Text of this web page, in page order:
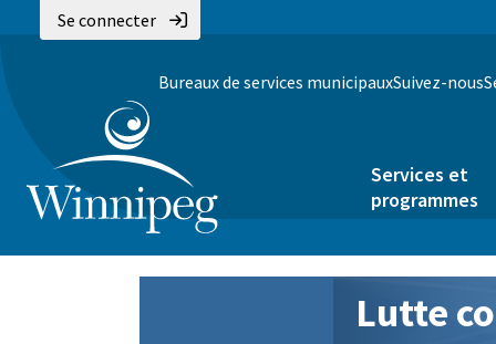
Se connecter
Bureaux de services municipauxSuivez-nous
Services et
programmes
Lutte